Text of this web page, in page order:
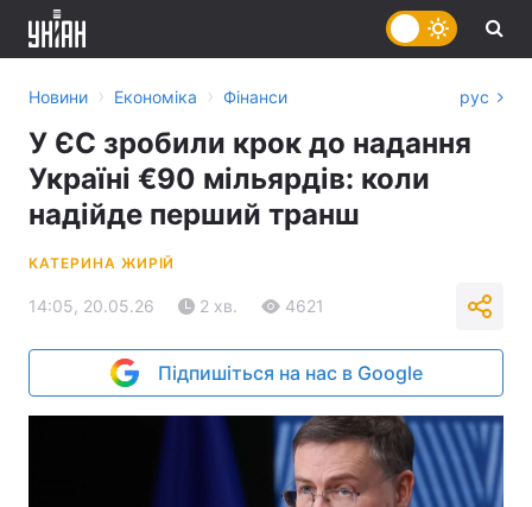
Новини › Економіка › Фінанси рус
У ЄС зробили крок до надання
Україні €90 мільярдів: коли
надійде перший транш
КАТЕРИНА ЖИРІЙ
14:05, 20.05.26 2 хв. 4621
Підпишіться на нас в Google